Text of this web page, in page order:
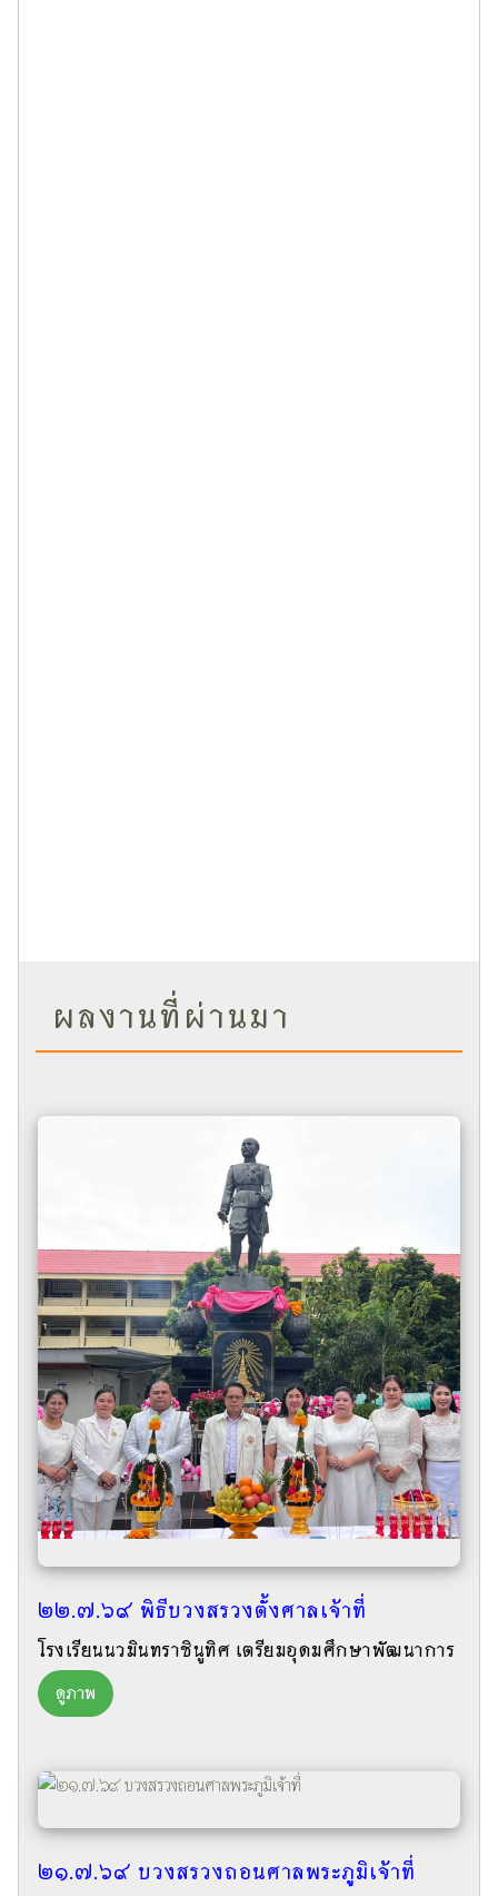
ผลงานที่ผ่านมา
๒๒.๗.๖๙ พิธีบวงสรวงตั้งศาลเจ้าที่
โรงเรียนนวมินทราชินูทิศ เตรียมอุดมศึกษาพัฒนาการ
ดูภาพ
๒๑.๗.๖๙ บวงสรวงถอนศาลพระภูมิเจ้าที่